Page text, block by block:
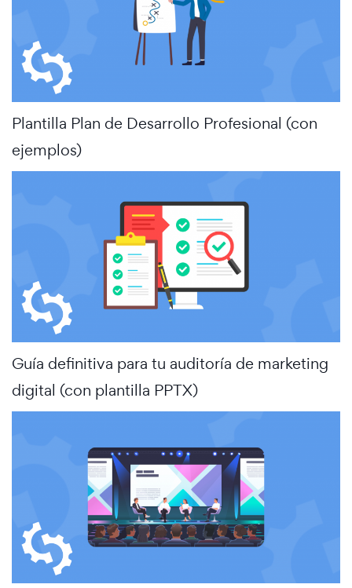
Plantilla Plan de Desarrollo Profesional (con
ejemplos)
Guía definitiva para tu auditoría de marketing
digital (con plantilla PPTX)